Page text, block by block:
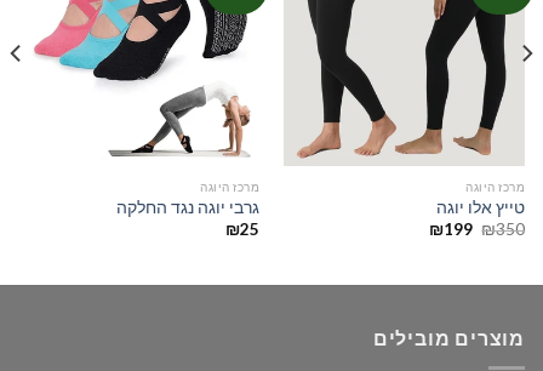
מרכז היוגה
טייץ אלו יוגה
₪350
המחיר
₪199
המחיר
מרכז היוגה
גרבי יוגה נגד החלקה
₪25
מוצרים מובילים